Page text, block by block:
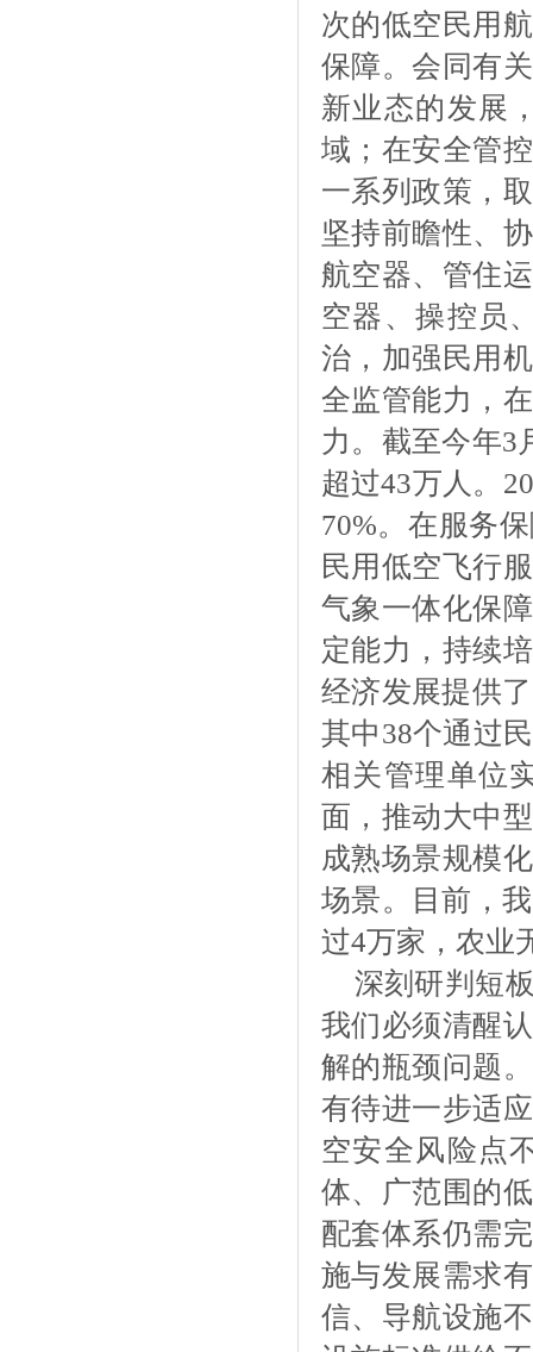
次的低空民用
保障。会同有
新业态的发展
域；在安全管
一系列政策，
坚持前瞻性、
航空器、管住
空器、操控员
治，加强民用
全监管能力，
力。截至今年3
超过43万人。
70%。在服务
民用低空飞行
气象一体化保
定能力，持续
经济发展提供
其中38个通过
相关管理单位
面，推动大中
成熟场景规模
场景。目前，
过4万家，农业
深刻研判短
我们必须清醒
解的瓶颈问题
有待进一步适
空安全风险点
体、广范围的
配套体系仍需
施与发展需求
信、导航设施